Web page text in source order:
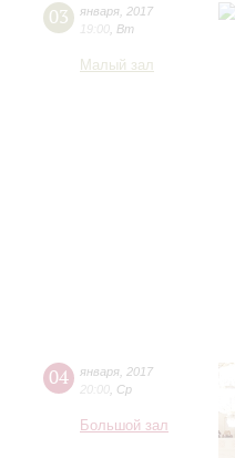
03 января 2017
19:00 Вт
Малый зал
04 января 2017
20:00 Ср
Большой зал